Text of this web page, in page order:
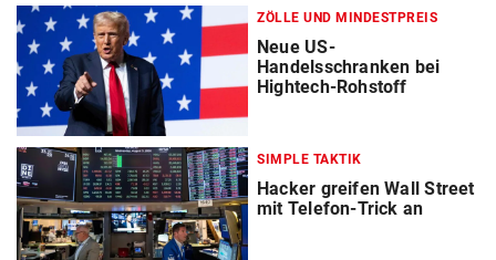
ZÖLLE UND MINDESTPREIS
Neue US-
Handelsschranken bei
Hightech-Rohstoff
SIMPLE TAKTIK
Hacker greifen Wall Street
mit Telefon-Trick an